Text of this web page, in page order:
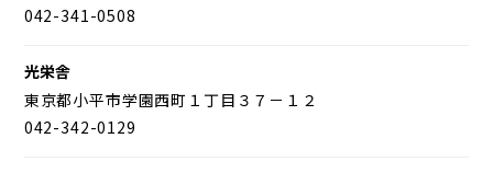
042-341-0508
光栄舎
東京都小平市学園西町１丁目３７－１２
042-342-0129